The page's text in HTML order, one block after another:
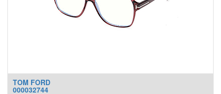
TOM FORD
000032744